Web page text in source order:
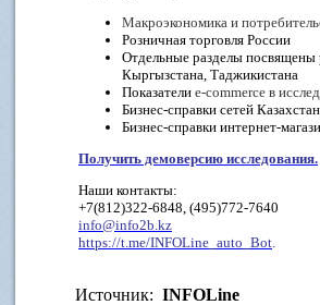
Макроэкономика и
Розничная торговля России
Отдельные разделы посвящены
Кыргызстана, Таджикистана
Показатели e-commerce в
Бизнес-справки сетей
Бизнес-справки интернет-
Получить демоверсию исследования.
Наши контакты:
+7(812)322-6848, (495)772-7640
info@info2b.kz
https://t.me/INFOLine_auto_Bot.
Источник: INFOLine